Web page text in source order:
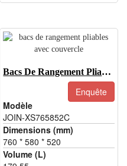
Bacs De Rangement Pliables Avec Couvercle-JOIN-XS765852C
Enquête
Modèle
JOIN-XS765852C
Dimensions (mm)
760 * 580 * 520
Volume (L)